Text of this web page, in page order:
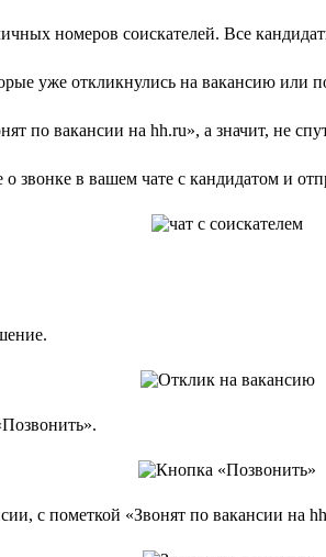
номеров соискателей. Все
уже откликнулись на вакансию или
по вакансии на hh.ru», а значит, не
звонке в вашем чате с кандидатом и
с пометкой «Звонят по вакансии на